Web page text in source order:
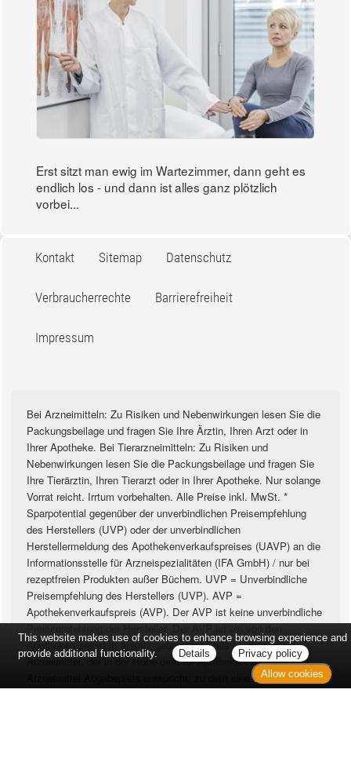
Erst sitzt man ewig im Wartezimmer, dann geht es
endlich los - und dann ist alles ganz plötzlich
vorbei...
Kontakt Sitemap Datenschutz
Verbraucherrechte Barrierefreiheit
Impressum
Bei Arzneimitteln: Zu Risiken und Nebenwirkungen lesen Sie die
Packungsbeilage und fragen Sie Ihre Ärztin, Ihren Arzt oder in
Ihrer Apotheke. Bei Tierarzneimitteln: Zu Risiken und
Nebenwirkungen lesen Sie die Packungsbeilage und fragen Sie
Ihre Tierärztin, Ihren Tierarzt oder in Ihrer Apotheke. Nur solange
Vorrat reicht. Irrtum vorbehalten. Alle Preise inkl. MwSt. *
Sparpotential gegenüber der unverbindlichen Preisempfehlung
des Herstellers (UVP) oder der unverbindlichen
Herstellermeldung des Apothekenverkaufspreises (UAVP) an die
Informationsstelle für Arzneispezialitäten (IFA GmbH) / nur bei
rezeptfreien Produkten außer Büchern. UVP = Unverbindliche
Preisempfehlung des Herstellers (UVP). AVP =
Apothekenverkaufspreis (AVP). Der AVP ist keine unverbindliche
Preisempfehlung der Hersteller. Der AVP ist ein von den
Apotheken selbst in Ansatz gebrachter Preis für rezeptfreie
Arzneimittel, der in der Höhe dem für Apotheken verbindlichen
Arzneimittel Abgabepreis entspricht, zu dem eine Apotheke in
This website makes use of cookies to enhance browsing experience and
provide additional functionality.
Details
Privacy policy
Allow cookies